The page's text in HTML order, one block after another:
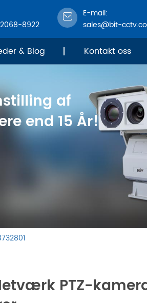
8922
E-mail:
sales@bit-
한
& Blog Kontakt oss
af
end 15 År!
PTZ-